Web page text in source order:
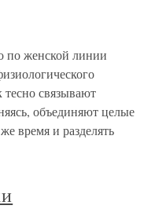
по женской линии
тесно связывают
объединяют целые
время и разделять